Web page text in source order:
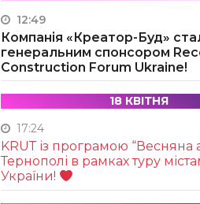
12:49
Компанія «Креатор-Буд»
генеральним спонсором
Construction Forum Ukraine!
18 КВІТНЯ
17:24
KRUТ із програмою “Весняна
Тернополі в рамках туру
України!